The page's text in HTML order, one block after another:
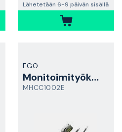
Lähetetään 6-9 päivän sisällä
EGO
Monitoimityökalu
MHCC1002E